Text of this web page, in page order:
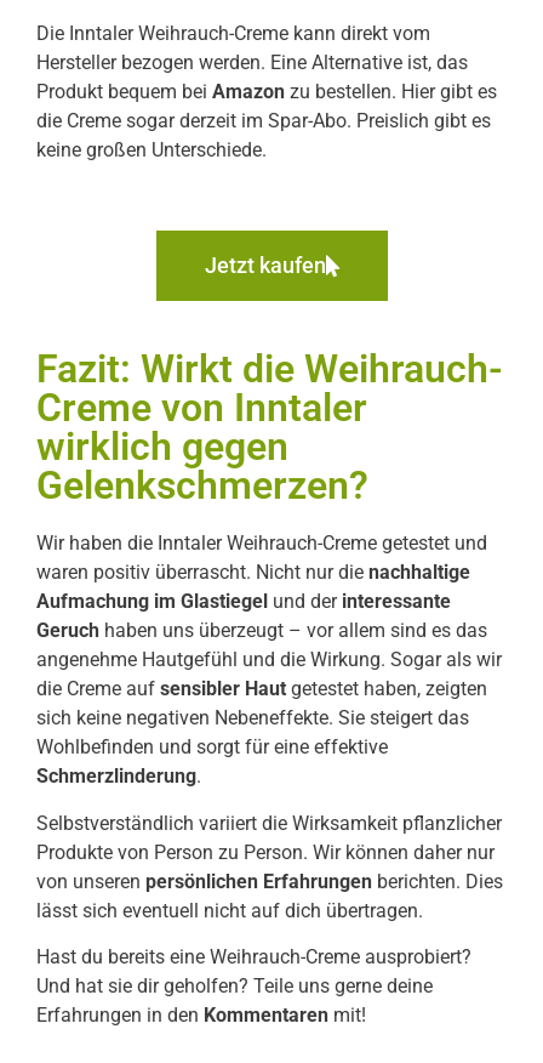
Die Inntaler Weihrauch-Creme kann direkt vom
Hersteller bezogen werden. Eine Alternative ist, das
Produkt bequem bei Amazon zu bestellen. Hier gibt es
die Creme sogar derzeit im Spar-Abo. Preislich gibt es
keine großen Unterschiede.
Jetzt kaufen
Fazit: Wirkt die Weihrauch-
Creme von Inntaler
wirklich gegen
Gelenkschmerzen?
Wir haben die Inntaler Weihrauch-Creme getestet und
waren positiv überrascht. Nicht nur die nachhaltige
Aufmachung im Glastiegel und der interessante
Geruch haben uns überzeugt – vor allem sind es das
angenehme Hautgefühl und die Wirkung. Sogar als wir
die Creme auf sensibler Haut getestet haben, zeigten
sich keine negativen Nebeneffekte. Sie steigert das
Wohlbefinden und sorgt für eine effektive
Schmerzlinderung.
Selbstverständlich variiert die Wirksamkeit pflanzlicher
Produkte von Person zu Person. Wir können daher nur
von unseren persönlichen Erfahrungen berichten. Dies
lässt sich eventuell nicht auf dich übertragen.
Hast du bereits eine Weihrauch-Creme ausprobiert?
Und hat sie dir geholfen? Teile uns gerne deine
Erfahrungen in den Kommentaren mit!